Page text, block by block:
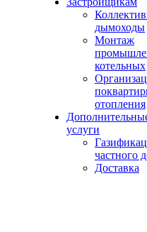
дымоходы
Монтаж
котельных
отопления
услуги
частного
Доставка